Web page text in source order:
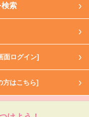
索
面ログイン]
方はこちら]